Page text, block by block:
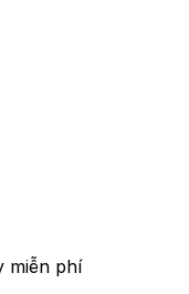
miễn phí